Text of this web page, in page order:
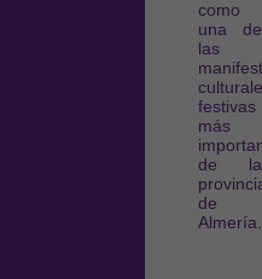
como
una de
las
festivas
más
de la
de
Almería.